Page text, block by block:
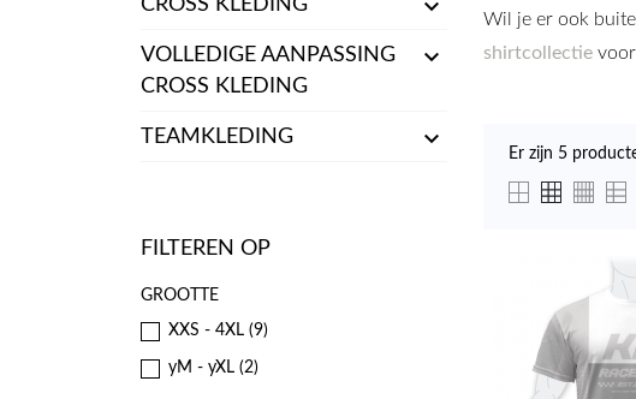
CROSS KLEDING 
VOLLEDIGE AANPASSING
CROSS KLEDING

TEAMKLEDING 
FILTEREN OP
GROOTTE
XXS - 4XL (9)
yM - yXL (2)
Wil je er ook
shirtcollectie
Er zijn 5